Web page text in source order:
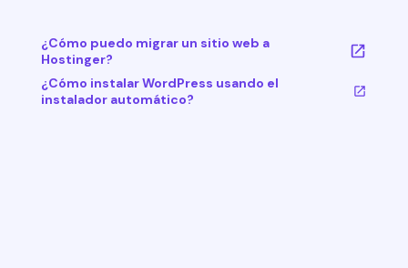
¿Cómo puedo migrar un sitio web a
Hostinger?
¿Cómo instalar WordPress usando el
instalador automático?